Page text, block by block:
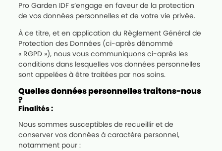
Pro Garden IDF s’engage en faveur de la protection
de vos données personnelles et de votre vie privée.
À ce titre, et en application du Règlement Général de
Protection des Données (ci-après dénommé
« RGPD »), nous vous communiquons ci-après les
conditions dans lesquelles vos données personnelles
sont appelées à être traitées par nos soins.
Quelles données personnelles traitons-nous
?
Finalités :
Nous sommes susceptibles de recueillir et de
conserver vos données à caractère personnel,
notamment pour :